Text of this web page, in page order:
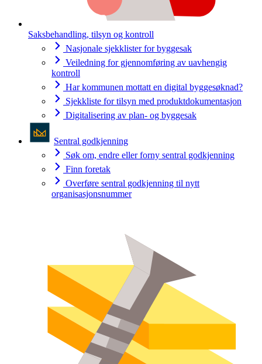
Saksbehandling, tilsyn og kontroll
Nasjonale sjekklister for byggesak
Veiledning for gjennomføring av uavhengig
kontroll
Har kommunen mottatt en digital byggesøknad?
Sjekkliste for tilsyn med produktdokumentasjon
Digitalisering av plan- og byggesak
Sentral godkjenning
Søk om, endre eller forny sentral godkjenning
Finn foretak
Overføre sentral godkjenning til nytt
organisasjonsnummer